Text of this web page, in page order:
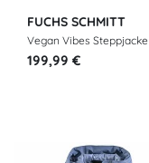
FUCHS SCHMITT
Vegan Vibes Steppjacke
199,99 €